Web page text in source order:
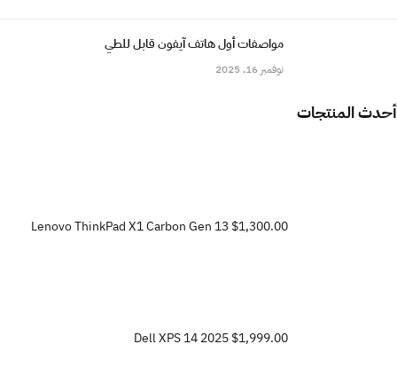
مواصفات أول هاتف آيفون قابل للطي
نوفمبر 16, 2025
أحدث المنتجات
Lenovo ThinkPad X1 Carbon Gen 13 $1,300.00
Dell XPS 14 2025$1,999.00